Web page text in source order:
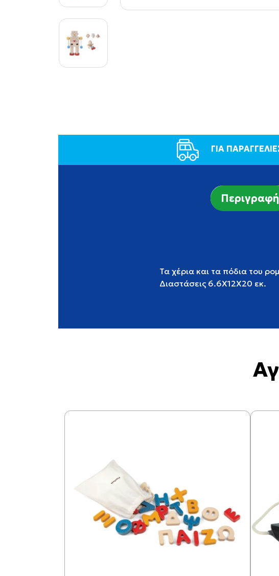
ΓΙΑ
Περιγραφή
Τα χέρια και τα πόδια του
Διαστάσεις 6.6Χ12Χ20 εκ.